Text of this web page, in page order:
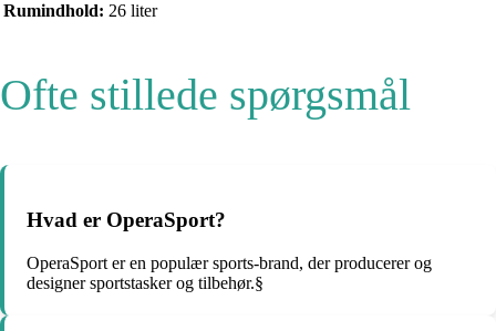
Rumindhold: 26 liter
Ofte stillede spørgsmål
Hvad er OperaSport?
OperaSport er en populær sports-brand, der producerer og
designer sportstasker og tilbehør.§